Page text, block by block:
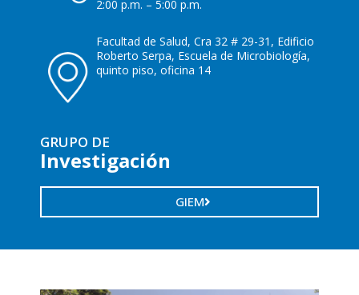
2:00 p.m. – 5:00 p.m.
Facultad de Salud, Cra 32 # 29-31, Edificio
Roberto Serpa, Escuela de Microbiología,
quinto piso, oficina 14
GRUPO DE
Investigación
GIEM